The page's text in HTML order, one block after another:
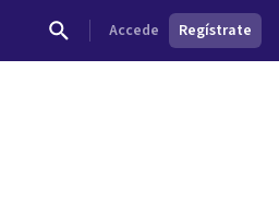
Accede Regístrate